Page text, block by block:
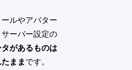
ルやアバター
ーバー設定の
があるものは
まま です。